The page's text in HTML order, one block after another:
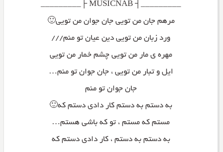
_________┤ MUSICNAB ├_________
مرهم جان من تویی جان جوان من تویی🙂
ورد زبان من تویی دین عیان تو منم///
مهره ی مار من تویی چشم خمار من تویی
ایل و تبار من تویی ، جان جوان تو منم…
جان جوان تو منم
به دستم به دستم کار دادی دستم که🙂
مستم که مستم ، تو که باشی هستم…
به دستم به دستم ، کار دادی دستم که